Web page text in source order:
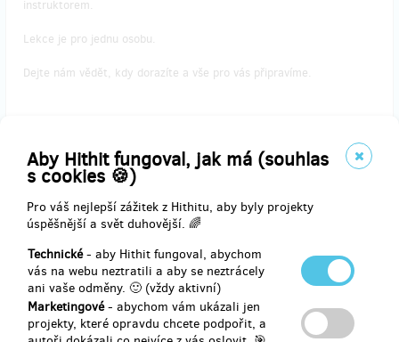
Aby Hithit fungoval, jak má (souhlas
s cookies 🍪)
Pro váš nejlepší zážitek z Hithitu, aby byly projekty
úspěšnější a svět duhovější. 🌈
Technické- aby Hithit fungoval, abychom
vás na webu neztratili a aby se neztrácely
ani vaše odměny. 🙂 (vždy aktivní)
Marketingové- abychom vám ukázali jen
projekty, které opravdu chcete podpořit, a
instruktorem.
Lekce je pro jednu osobu.
Dejte nám vědět, kdy dorazíte a vše pro vás připravíme.
Doručení odměny: do roku po ukončení projektu na Hithitu
Dárkový poukaz na služby dle výběru v hodnotě
1000Kč
Poukaz můžete uplatnit na cokoliv z nabídky Riviera House